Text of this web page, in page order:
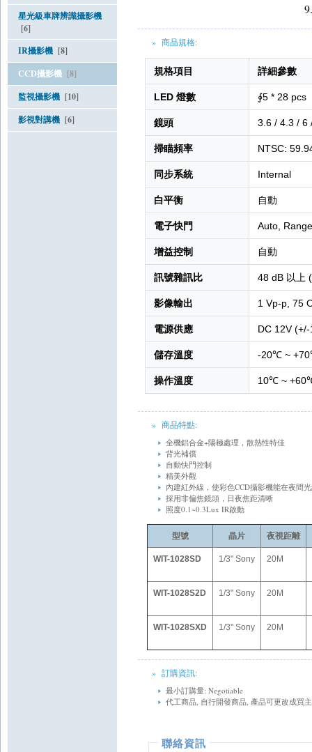
星光級車牌辨識攝影機
[6]
IR攝影機 [8]
CCD攝影機 [8]
監視攝影機 [10]
影視對講機 [6]
» 商品規格:
規格項目 詳細參數
LED 燈數 ∮5 * 28 pcs
鏡頭 3.6 / 4.3 / 6
掃瞄頻率 NTSC:
同步系統 Internal
白平衡 自動
電子快門 Auto,
增益控制 自動
訊號雜訊比 48 dB 以上
影像輸出 1 Vp-p, 75
電源供應 DC 12V
儲存溫度 -20℃ ~
操作溫度 10℃ ~
» 商品特點:
全機鋁合金+陽極處理，散熱性特佳
背光補償
自動快門控制
精美外觀
內建紅外線，使彩色CCD攝影機能在夜間
採用非偏焦鏡頭，日夜焦距清晰
照度0.1~0.3Lux IR啟動
型號 晶片 夜視距離
WIT-1028SD 1/3" Sony 20M
WIT-1028S2D 1/3" Sony 20M
WIT-1028SXD 1/3" Sony 20M
» 訂購資訊:
最小訂購量: Negotiable
代工商品, 自行開發商品, 產品可更改成買
聯絡資訊